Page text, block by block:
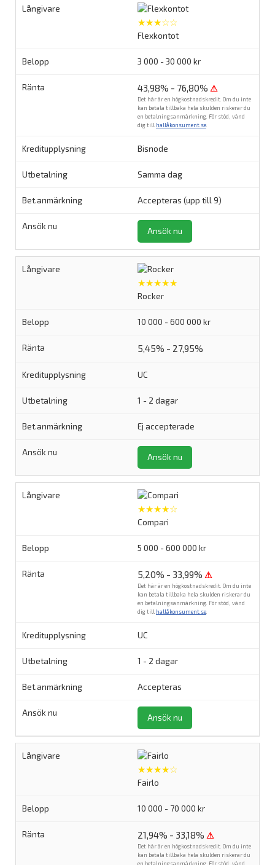
★★★☆☆
Flexkontot
3 000 - 30 000 kr
43,98% - 76,80% ⚠
Det här är en högkostnadskredit. Om du inte
kan betala tillbaka hela skulden riskerar du
en betalningsanmärkning. För stöd, vänd
dig till hallåkonsument.se
Bisnode
Samma dag
Accepteras (upp till 9)
Ansök nu
★★★★★
Rocker
10 000 - 600 000 kr
5,45% - 27,95%
UC
1 - 2 dagar
Ej accepterade
Ansök nu
★★★★☆
Compari
5 000 - 600 000 kr
5,20% - 33,99% ⚠
Det här är en högkostnadskredit. Om du inte
kan betala tillbaka hela skulden riskerar du
en betalningsanmärkning. För stöd, vänd
dig till hallåkonsument.se
UC
1 - 2 dagar
Accepteras
Ansök nu
★★★★☆
Fairlo
10 000 - 70 000 kr
21,94% - 33,18% ⚠
Det här är en högkostnadskredit. Om du inte
kan betala tillbaka hela skulden riskerar du
en betalningsanmärkning. För stöd, vänd